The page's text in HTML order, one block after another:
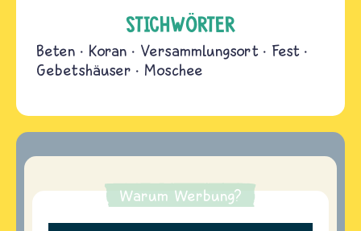
STICHWÖRTER
Beten Koran Versammlungsort
Fest
Gebetshäuser
Moschee
Warum Werbung?